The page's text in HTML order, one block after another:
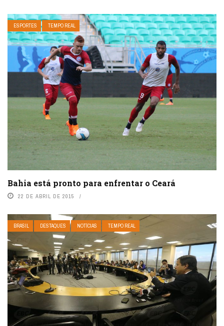
ESPORTES TEMPO REAL
Bahia está pronto para enfrentar o Ceará
22 DE ABRIL DE 2015
BRASIL DESTAQUES NOTÍCIAS TEMPO REAL